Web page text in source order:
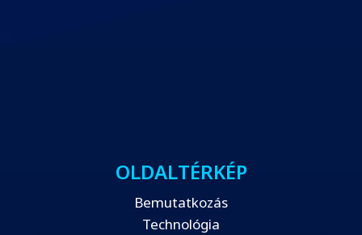
OLDALTÉRKÉP
Bemutatkozás
Technológia